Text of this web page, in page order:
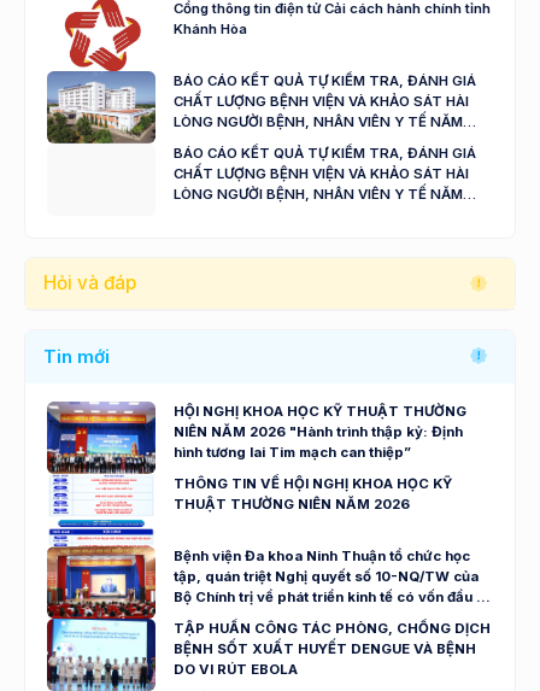
Cổng thông tin điện tử Cải cách hành chính tỉnh
Khánh Hòa
BÁO CÁO KẾT QUẢ TỰ KIỂM TRA, ĐÁNH GIÁ
CHẤT LƯỢNG BỆNH VIỆN VÀ KHẢO SÁT HÀI
LÒNG NGƯỜI BỆNH, NHÂN VIÊN Y TẾ NĂM
2024 - 2025
BÁO CÁO KẾT QUẢ TỰ KIỂM TRA, ĐÁNH GIÁ
CHẤT LƯỢNG BỆNH VIỆN VÀ KHẢO SÁT HÀI
LÒNG NGƯỜI BỆNH, NHÂN VIÊN Y TẾ NĂM
Hỏi và đáp
Tin mới
HỘI NGHỊ KHOA HỌC KỸ THUẬT THƯỜNG
NIÊN NĂM 2026 "Hành trình thập kỷ: Định
hình tương lai Tim mạch can thiệp”
THÔNG TIN VỀ HỘI NGHỊ KHOA HỌC KỸ
THUẬT THƯỜNG NIÊN NĂM 2026
Bệnh viện Đa khoa Ninh Thuận tổ chức học
tập, quán triệt Nghị quyết số 10-NQ/TW của
Bộ Chính trị về phát triển kinh tế có vốn đầu tư
nước ngoài
TẬP HUẤN CÔNG TÁC PHÒNG, CHỐNG DỊCH
BỆNH SỐT XUẤT HUYẾT DENGUE VÀ BỆNH
DO VI RÚT EBOLA